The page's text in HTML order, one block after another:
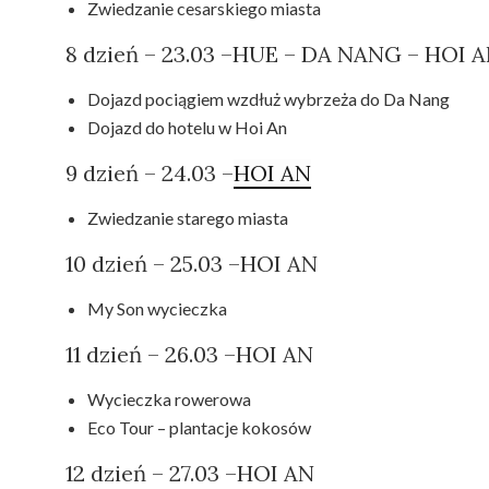
Zwiedzanie cesarskiego miasta
8 dzień – 23.03 –HUE – DA NANG – HOI
Dojazd pociągiem wzdłuż wybrzeża do Da Nang
Dojazd do hotelu w Hoi An
9 dzień – 24.03 –HOI AN
Zwiedzanie starego miasta
10 dzień – 25.03 –HOI AN
My Son wycieczka
11 dzień – 26.03 –HOI AN
Wycieczka rowerowa
Eco Tour – plantacje kokosów
12 dzień – 27.03 –HOI AN